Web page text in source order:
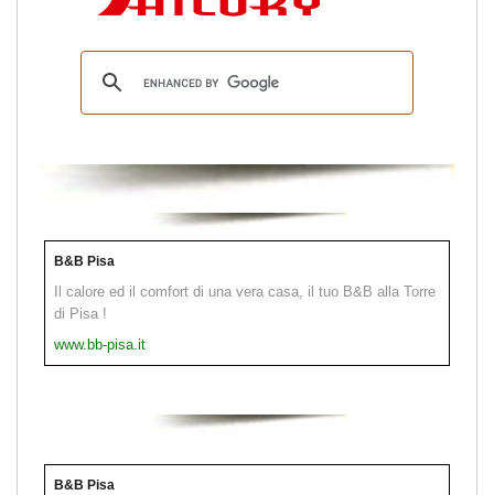
B&B Pisa
Il calore ed il comfort di una vera casa, il tuo B&B alla Torre
di Pisa !
www.bb-pisa.it
B&B Pisa